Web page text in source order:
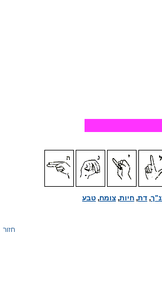
, דת, חיות, צומח, טבע
חזור